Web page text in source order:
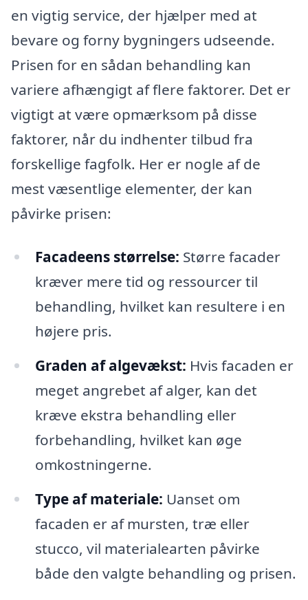
en vigtig service, der hjælper med at
bevare og forny bygningers udseende.
Prisen for en sådan behandling kan
variere afhængigt af flere faktorer. Det er
vigtigt at være opmærksom på disse
faktorer, når du indhenter tilbud fra
forskellige fagfolk. Her er nogle af de
mest væsentlige elementer, der kan
påvirke prisen:
Facadeens størrelse: Større facader
kræver mere tid og ressourcer til
behandling, hvilket kan resultere i en
højere pris.
Graden af algevækst: Hvis facaden er
meget angrebet af alger, kan det
kræve ekstra behandling eller
forbehandling, hvilket kan øge
omkostningerne.
Type af materiale: Uanset om
facaden er af mursten, træ eller
stucco, vil materialearten påvirke
både den valgte behandling og prisen.